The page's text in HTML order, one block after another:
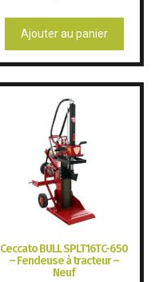
Ajouter au panier
Ceccato BULL SPLT16TC-650
– Fendeuse à tracteur –
Neuf